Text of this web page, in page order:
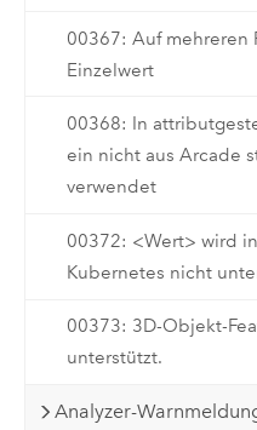
00367: Auf mehreren
Einzelwert
00368: In
ein nicht aus Arcade
verwendet
00372: <Wert> wird
Kubernetes nicht
00373: 3D-Objekt-
unterstützt.
Analyzer-